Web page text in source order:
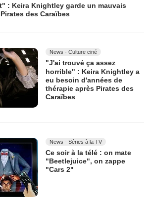
: Keira Knightley garde un mauvais
des Caraïbes
News - Culture ciné
"J'ai trouvé ça assez
horrible" : Keira Knightley a
eu besoin d'années de
thérapie après Pirates des
Caraïbes
News - Séries à la TV
Ce soir à la télé : on mate
"Beetlejuice", on zappe
"Cars 2"